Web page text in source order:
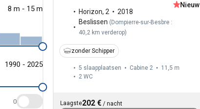
8 m - 15 m
1990 - 2025
0
Horizon, 2
2018
Beslissen (Dompierre-sur-Besbre :
40,2 km verderop)
Nieuw
zonder Schipper
5 slaapplaatsen Cabine 2
11,5 m
2 WC
Laagste202 € / nacht